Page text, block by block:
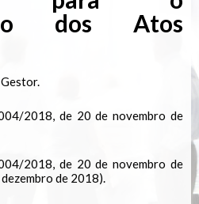
dos Atos
2018, de 20 de novembro de
2018, de 20 de novembro de
de 2018).